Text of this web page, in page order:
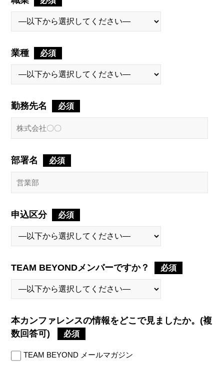
業種 必須
勤務先名 必須
部署名 必須
申込区分 必須
TEAM BEYONDメンバーですか？ 必須
本カンファレンスの情報をどこで見ましたか。(複
数回答可)
必須
TEAM BEYOND メールマガジン